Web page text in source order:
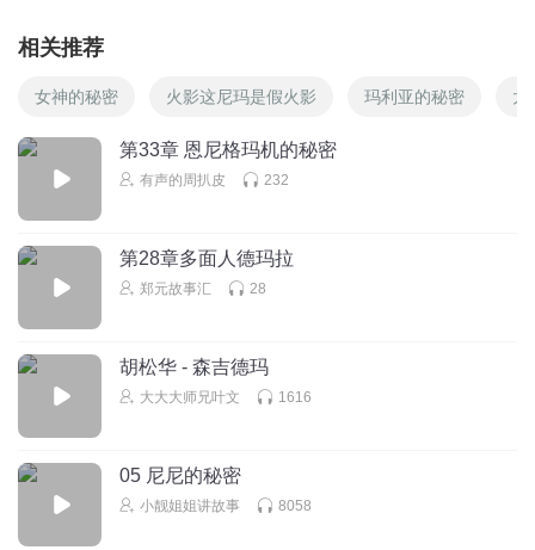
相关推荐
女神的秘密 火影这尼玛是假火影 玛利亚的秘密 太
第33章 恩尼格玛机的秘密
有声的周扒皮 232
第28章多面人德玛拉
郑元故事汇 28
胡松华 - 森吉德玛
大大大师兄叶文 1616
05 尼尼的秘密
小靓姐姐讲故事 8058